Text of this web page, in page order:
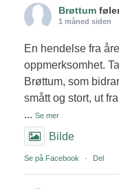
Brøttum
1 måned siden
En hendelse fra
oppmerksomhet.
Brøttum, som
smått og stort, ut
... Se mer
Bilde
Se på Facebook · Del